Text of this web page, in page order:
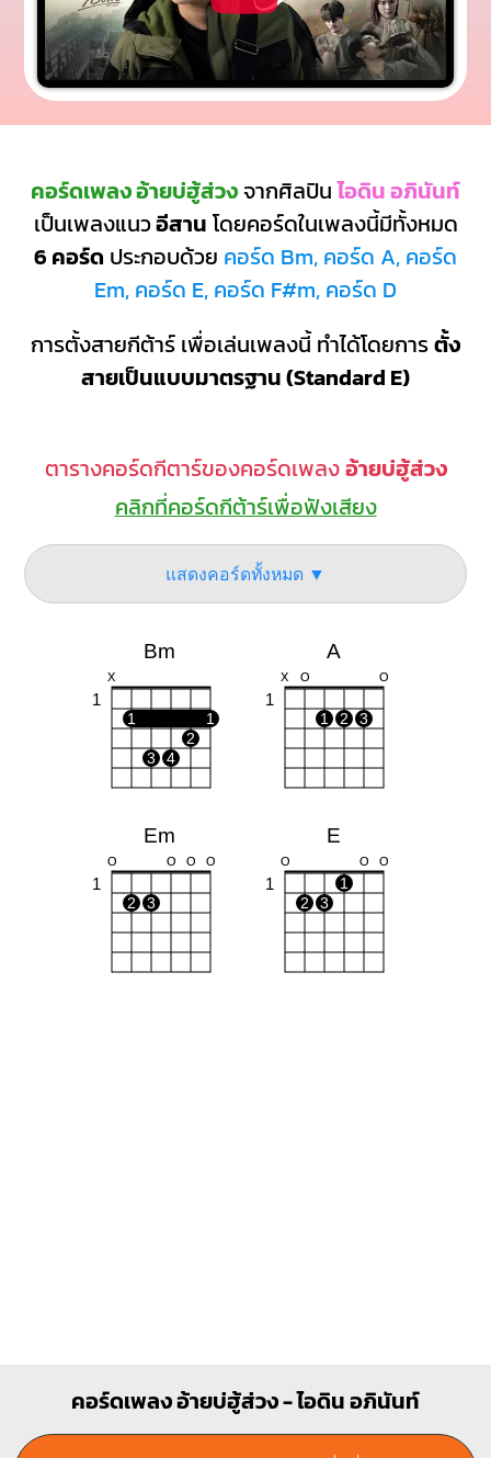
คอร์ดเพลง อ้ายบ่ฮู้ส่วง จากศิลปินไอดิน อภินันท์
เป็นเพลงแนวอีสาน โดยคอร์ดในเพลงนี้มีทั้งหมด
6 คอร์ด ประกอบด้วย คอร์ด Bm, คอร์ด A, คอร์ด
Em, คอร์ด E, คอร์ด F#m, คอร์ด D
การตั้งสายกีต้าร์ เพื่อเล่นเพลงนี้ ทำได้โดยการตั้ง
สายเป็นแบบมาตรฐาน (Standard E)
ตารางคอร์ดกีตาร์ของคอร์ดเพลงอ้ายบ่ฮู้ส่วง
คลิกที่คอร์ดกีต้าร์เพื่อฟังเสียง
แสดงคอร์ดทั้งหมด ▼
Bm
X
1
1
1
2
3
4
A
X O O
1
1 2 3
Em
O O O O
1
2 3
E
O O O
1
1
2
3
คอร์ดเพลง อ้ายบ่ฮู้ส่วง - ไอดิน อภินันท์